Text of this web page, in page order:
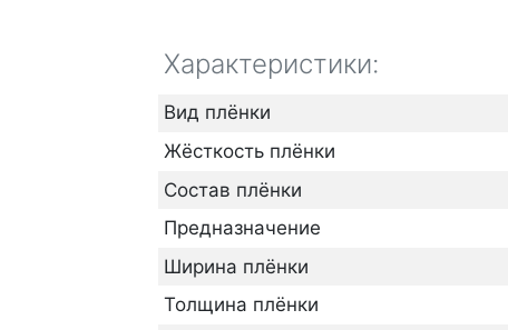
Характеристики:
Вид плёнки
Жёсткость плёнки
Состав плёнки
Предназначение
Ширина плёнки
Толщина плёнки